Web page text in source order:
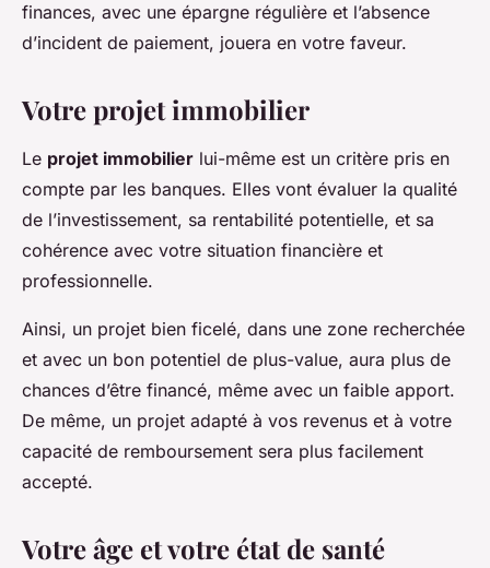
finances, avec une épargne régulière et l’absence
d’incident de paiement, jouera en votre faveur.
Votre projet immobilier
Le projet immobilier lui-même est un critère pris en
compte par les banques. Elles vont évaluer la qualité
de l’investissement, sa rentabilité potentielle, et sa
cohérence avec votre situation financière et
professionnelle.
Ainsi, un projet bien ficelé, dans une zone recherchée
et avec un bon potentiel de plus-value, aura plus de
chances d’être financé, même avec un faible apport.
De même, un projet adapté à vos revenus et à votre
capacité de remboursement sera plus facilement
accepté.
Votre âge et votre état de santé